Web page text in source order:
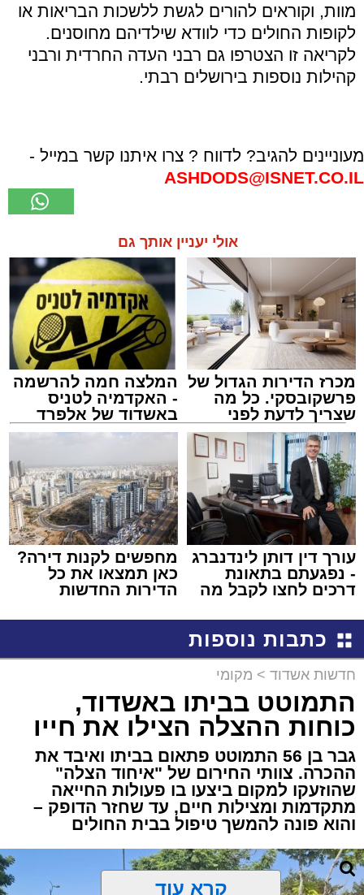
מוות, וקוראים להורים לגשת ללשכות הבריאות או
לקופות החולים כדי לוודא שילדיהם מחוסנים.
לקריאה זו הצטרפו גם רבני העדה החרדית ורבני
קהילות נוספות בירושלים רבתי.
מעוניינים להגיב? לדווח ? צרו איתנו קשר במייל -
ASHDODS@ISNET.CO.IL
אולי יעניין אותך גם
מכרז הדירות הגדול של
פרשקובסקי. כל מה
שצריך לדעת לפני
שמגישים הצעה לדירה
באשדוד
המלצה חמה להרשמה
- האקדמיה לטניס
באשדוד של אלפרד
קריאולנסקי - לילדים
עורך דין דותן לינדנברג
- נפגעתם בתאונת
דרכים לחצו לקבל מה
מחפשים לקנות דירה?
כאן תמצאו את כל
הדירות החדשות
כתבות נוספות
חדשות אשדוד > מקומי
התמוטט בביתו באשדוד,
כוחות ההצלה הצילו את חייו
גבר בן 56 התמוטט פתאום בביתו ואיבד את
ההכרה. צוותי החירום של "איחוד הצלה"
שהוזעקו למקום ביצעו בו פעולות החייאה
מתקדמות ומצילות חיים, עד שחזר הדופק –
והוא פונה להמשך טיפול בבית החולים
קרא עוד